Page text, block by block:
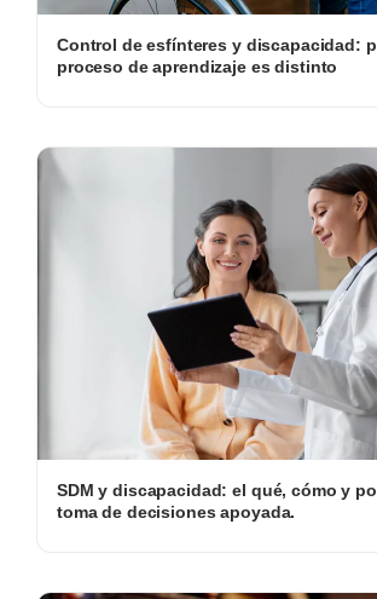
Control de esfínteres y discapacidad:
proceso de aprendizaje es distinto
SDM y discapacidad: el qué, cómo y
toma de decisiones apoyada.